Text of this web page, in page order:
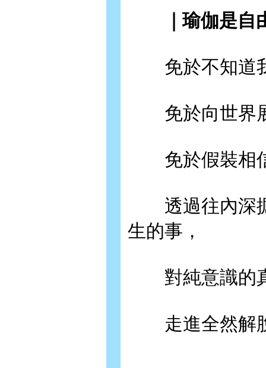
｜瑜伽是自
免於不知道
免於向世界
免於假裝相信
透過往內深掘
生的事，
對純意識的真
走進全然解